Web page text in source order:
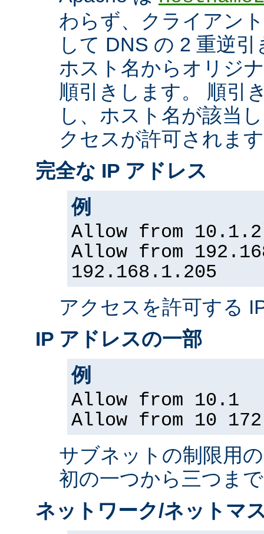
わらず、クライアン
して DNS の 2 重逆
ホスト名からオリジ
順引きします。 順引
し、ホスト名が該当
クセスが許可されま
完全な IP アドレス
例
Allow from
Allow from
192.168.1.205
アクセスを許可する
IP アドレスの一部
例
Allow from 10.1
Allow from 10
サブネットの制限用
初の一つから三つま
ネットワーク/ネットマ